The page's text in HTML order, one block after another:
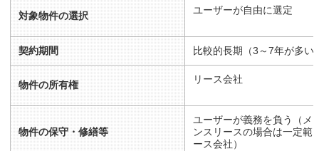
対象物件の選択 ユーザーが自由に選定
契約期間 比較的長期（3～7年が多い
物件の所有権 リース会社
物件の保守・修繕等
ユーザーが義務を負う（メ
ンスリースの場合は一定範
ース会社）